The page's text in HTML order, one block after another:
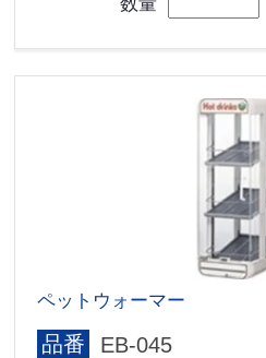
ペットウォーマー
品番 EB-045